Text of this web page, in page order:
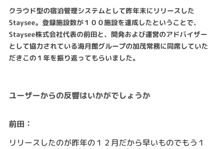
クラウド型の宿泊管理システムとして昨年末にリリースした
Staysee。登録施設数が１００施設を達成したということで、
Staysee株式会社代表の前田と、開発および運営のアドバイザー
として協力されている海月館グループの加茂常務に同席していた
だきこの１年を振り返ってもらいました。
ユーザーからの反響はいかがでしょうか
前田 ：
リリースしたのが昨年の１２月だから早いものでもう１